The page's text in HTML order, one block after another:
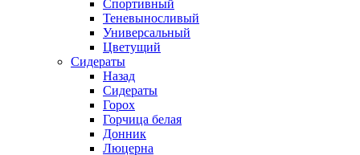
Спортивный
Теневыносливый
Универсальный
Цветущий
Сидераты
Назад
Сидераты
Горох
Горчица белая
Донник
Люцерна